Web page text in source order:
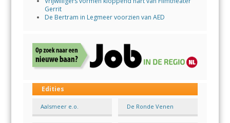
Gerrit
De Bertram in Legmeer voorzien van AED
Edities
Aalsmeer e.o. De Ronde Venen